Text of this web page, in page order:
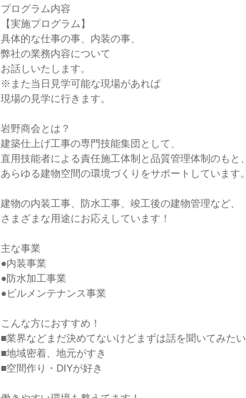
プログラム内容
【実施プログラム】
具体的な仕事の事、内装の事、
弊社の業務内容について
お話しいたします。
※また当日見学可能な現場があれば
現場の見学に行きます。
岩野商会とは？
建築仕上げ工事の専門技能集団として、
直用技能者による責任施工体制と品質管理体制のもと、
あらゆる建物空間の環境づくりをサポートしています。
建物の内装工事、防水工事、竣工後の建物管理など、
さまざまな用途にお応えしています！
主な事業
●内装事業
●防水加工事業
●ビルメンテナンス事業
こんな方におすすめ！
■業界などまだ決めてないけどまずは話を聞いてみたい
■地域密着、地元がすき
■空間作り・DIYが好き